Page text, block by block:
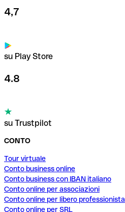
4,7
su Play Store
4.8
su Trustpilot
CONTO
Tour virtuale
Conto business online
Conto business con IBAN italiano
Conto online per associazioni
Conto online per libero professionista
Conto online per SRL